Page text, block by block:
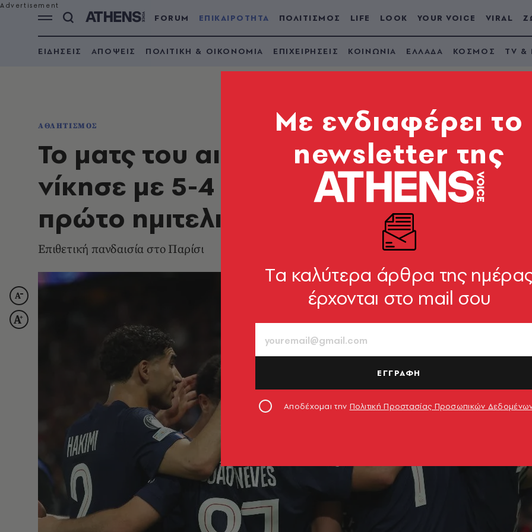
FORUM ΕΠΙΚΑΙΡΟΤΗΤΑ ΠΟΛΙΤΙΣΜΟΣ LIFE LOOK YOUR VOICE VIRAL
ΕΙΔΗΣΕΙΣ ΑΠΟΨΕΙΣ ΠΟΛΙΤΙΚΗ & ΟΙΚΟΝΟΜΙΑ ΕΠΙΧΕΙΡΗΣΕΙΣ ΚΟΙΝΩΝΙΑ ΕΛΛΑΔΑ ΚΟΣΜΟΣ TV &
ΑΘΛΗΤΙΣΜΟΣ
Το ματς του αιώνα - Η Παρί Σεν
νίκησε με 5-4 την Μπάγερν Μονάχου
πρώτο ημιτελικό του Champions
Επιθετική πανδαισία στο Παρίσι
Mε ενδιαφέρει το
newsletter της
Tα καλύτερα άρθρα της
έρχονται στο mail σου
ΕΓΓΡΑΦΗ
Αποδέχομαι την Πολιτική Προστασίας Προσωπικών